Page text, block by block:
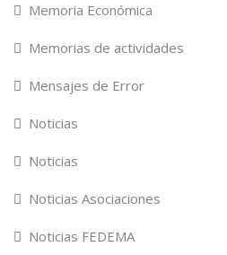
Memoria Económica
Memorias de actividades
Mensajes de Error
Noticias
Noticias
Noticias Asociaciones
Noticias FEDEMA